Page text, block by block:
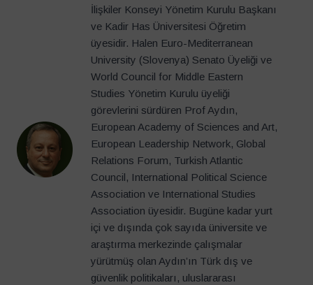
İlişkiler Konseyi Yönetim Kurulu Başkanı
ve Kadir Has Üniversitesi Öğretim
üyesidir. Halen Euro-Mediterranean
University (Slovenya) Senato Üyeliği ve
World Council for Middle Eastern
Studies Yönetim Kurulu üyeliği
görevlerini sürdüren Prof Aydın,
European Academy of Sciences and Art,
European Leadership Network, Global
Relations Forum, Turkish Atlantic
Council, International Political Science
Association ve International Studies
Association üyesidir. Bugüne kadar yurt
içi ve dışında çok sayıda üniversite ve
araştırma merkezinde çalışmalar
yürütmüş olan Aydın’ın Türk dış ve
güvenlik politikaları, uluslararası